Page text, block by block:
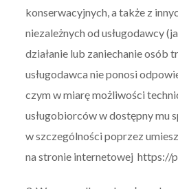
konserwacyjnych, a także z
niezależnych od usługodawcy
działanie lub zaniechanie osób
usługodawca nie ponosi
czym w miarę możliwości
usługobiorców w dostępny mu
w szczególności poprzez
na stronie internetowej https://